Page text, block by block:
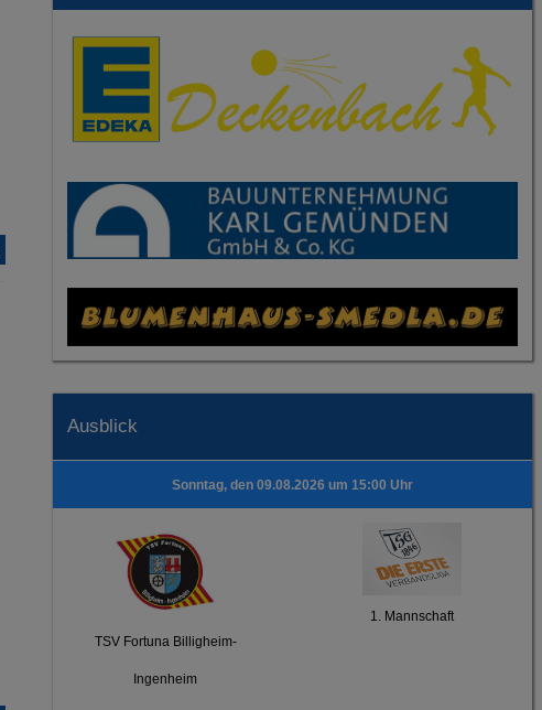
Ausblick
Sonntag, den 09.08.2026 um 15:00 Uhr
TSV Fortuna Billigheim-
Ingenheim
1. Mannschaft